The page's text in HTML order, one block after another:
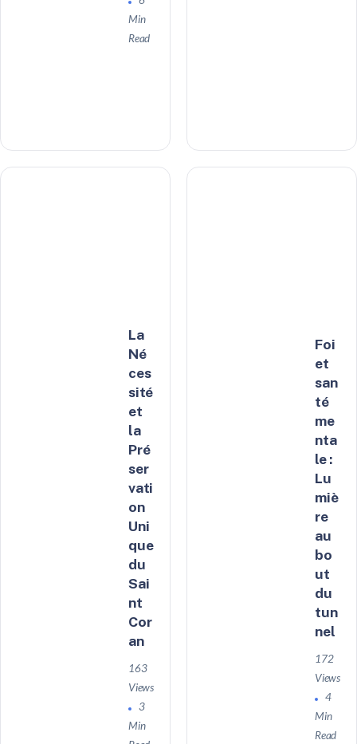
Min
Read
La
Né
ces
sité
et
la
Pré
ser
vati
on
Uni
que
du
Sai
nt
Cor
an
163
Views
3
Min
Foi
et
san
té
me
nta
le :
Lu
miè
re
au
bo
ut
du
tun
nel
172
Views
4
Min
Read